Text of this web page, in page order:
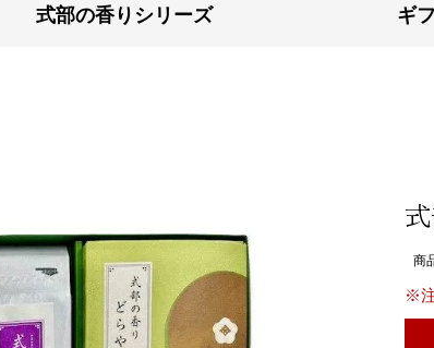
式部の香りシリーズ ギ
商
※